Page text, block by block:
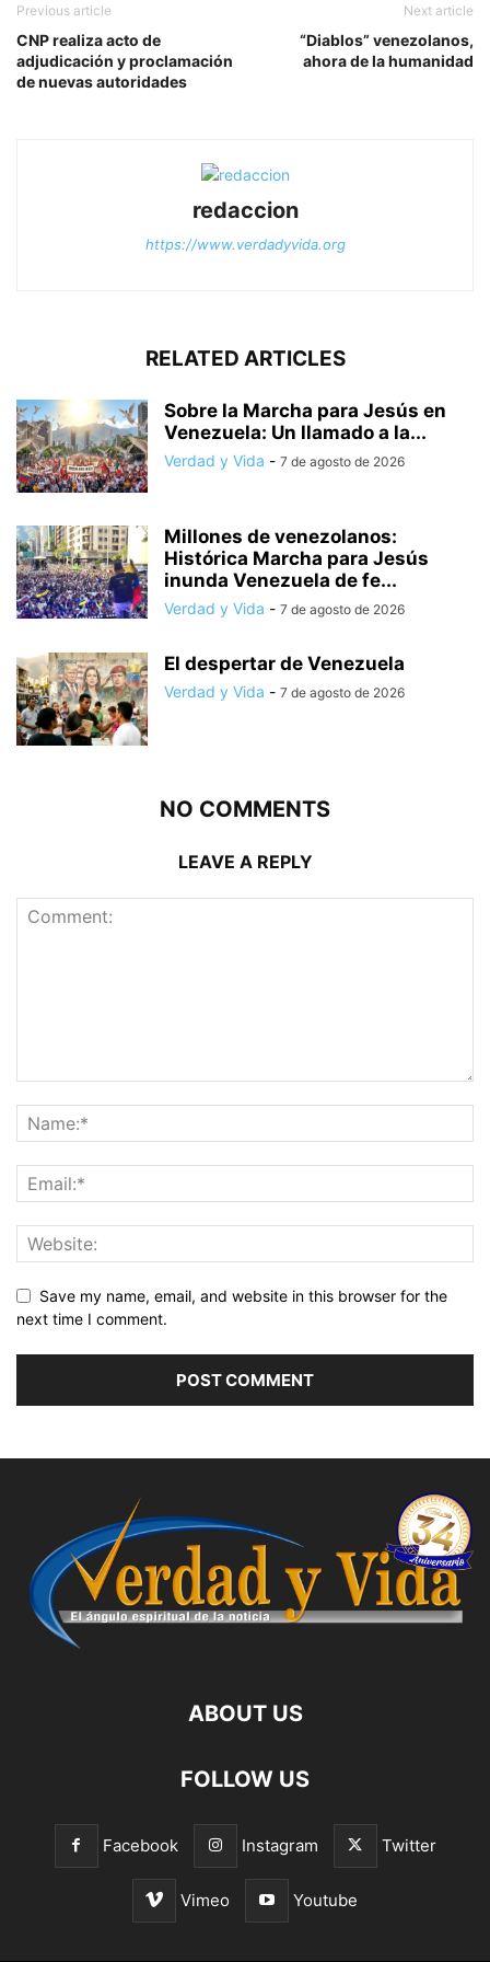
Previous article
CNP realiza acto de
adjudicación y proclamación
de nuevas autoridades
Next article
“Diablos” venezolanos,
ahora de la humanidad
redaccion
https://www.verdadyvida.org
RELATED ARTICLES
Sobre la Marcha para Jesús en
Venezuela: Un llamado a la...
Verdad y Vida - 7 de agosto de 2026
Millones de venezolanos:
Histórica Marcha para Jesús
inunda Venezuela de fe...
Verdad y Vida - 7 de agosto de 2026
El despertar de Venezuela
Verdad y Vida - 7 de agosto de 2026
NO COMMENTS
LEAVE A REPLY
Save my name, email, and website in this browser for the
next time I comment.
ABOUT US
FOLLOW US
Facebook Instagram Twitter
Vimeo Youtube